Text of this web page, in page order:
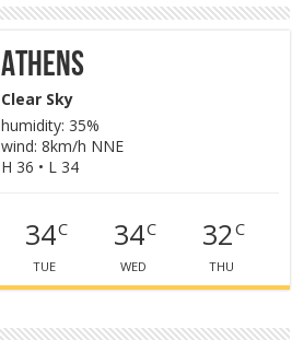
Athens
Clear Sky
humidity: 35%
wind: 8km/h NNE
H 36 • L 34
34C
TUE
34C
WED
32C
THU